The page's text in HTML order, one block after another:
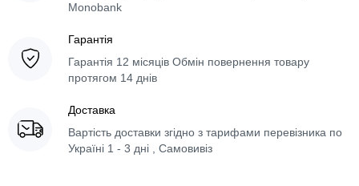
Monobank
Гарантія
Гарантія 12 місяців Обмін повернення товару
протягом 14 днів
Доставка
Вартість доставки згідно з тарифами перевізника по
Україні 1 - 3 дні , Самовивіз